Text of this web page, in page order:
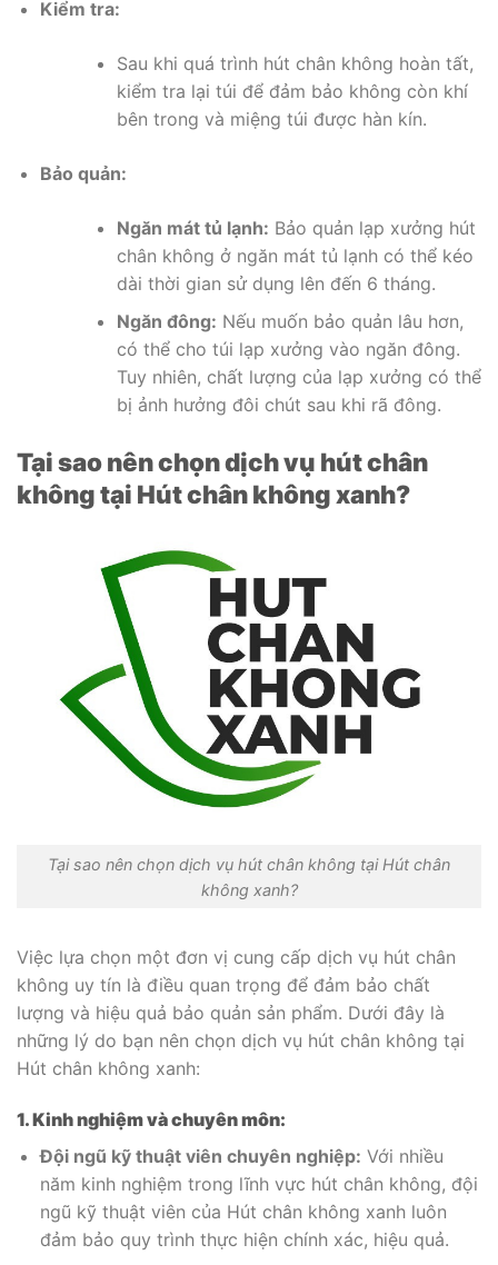
Kiểm tra:
Sau khi quá trình hút chân không hoàn tất,
kiểm tra lại túi để đảm bảo không còn khí
bên trong và miệng túi được hàn kín.
Bảo quản:
Ngăn mát tủ lạnh: Bảo quản lạp xưởng hút
chân không ở ngăn mát tủ lạnh có thể kéo
dài thời gian sử dụng lên đến 6 tháng.
Ngăn đông: Nếu muốn bảo quản lâu hơn,
có thể cho túi lạp xưởng vào ngăn đông.
Tuy nhiên, chất lượng của lạp xưởng có thể
bị ảnh hưởng đôi chút sau khi rã đông.
Tại sao nên chọn dịch vụ hút chân
không tại Hút chân không xanh?
Tại sao nên chọn dịch vụ hút chân không tại Hút chân
không xanh?
Việc lựa chọn một đơn vị cung cấp dịch vụ hút chân
không uy tín là điều quan trọng để đảm bảo chất
lượng và hiệu quả bảo quản sản phẩm. Dưới đây là
những lý do bạn nên chọn dịch vụ hút chân không tại
Hút chân không xanh:
1. Kinh nghiệm và chuyên môn:
Đội ngũ kỹ thuật viên chuyên nghiệp: Với nhiều
năm kinh nghiệm trong lĩnh vực hút chân không, đội
ngũ kỹ thuật viên của Hút chân không xanh luôn
đảm bảo quy trình thực hiện chính xác, hiệu quả.